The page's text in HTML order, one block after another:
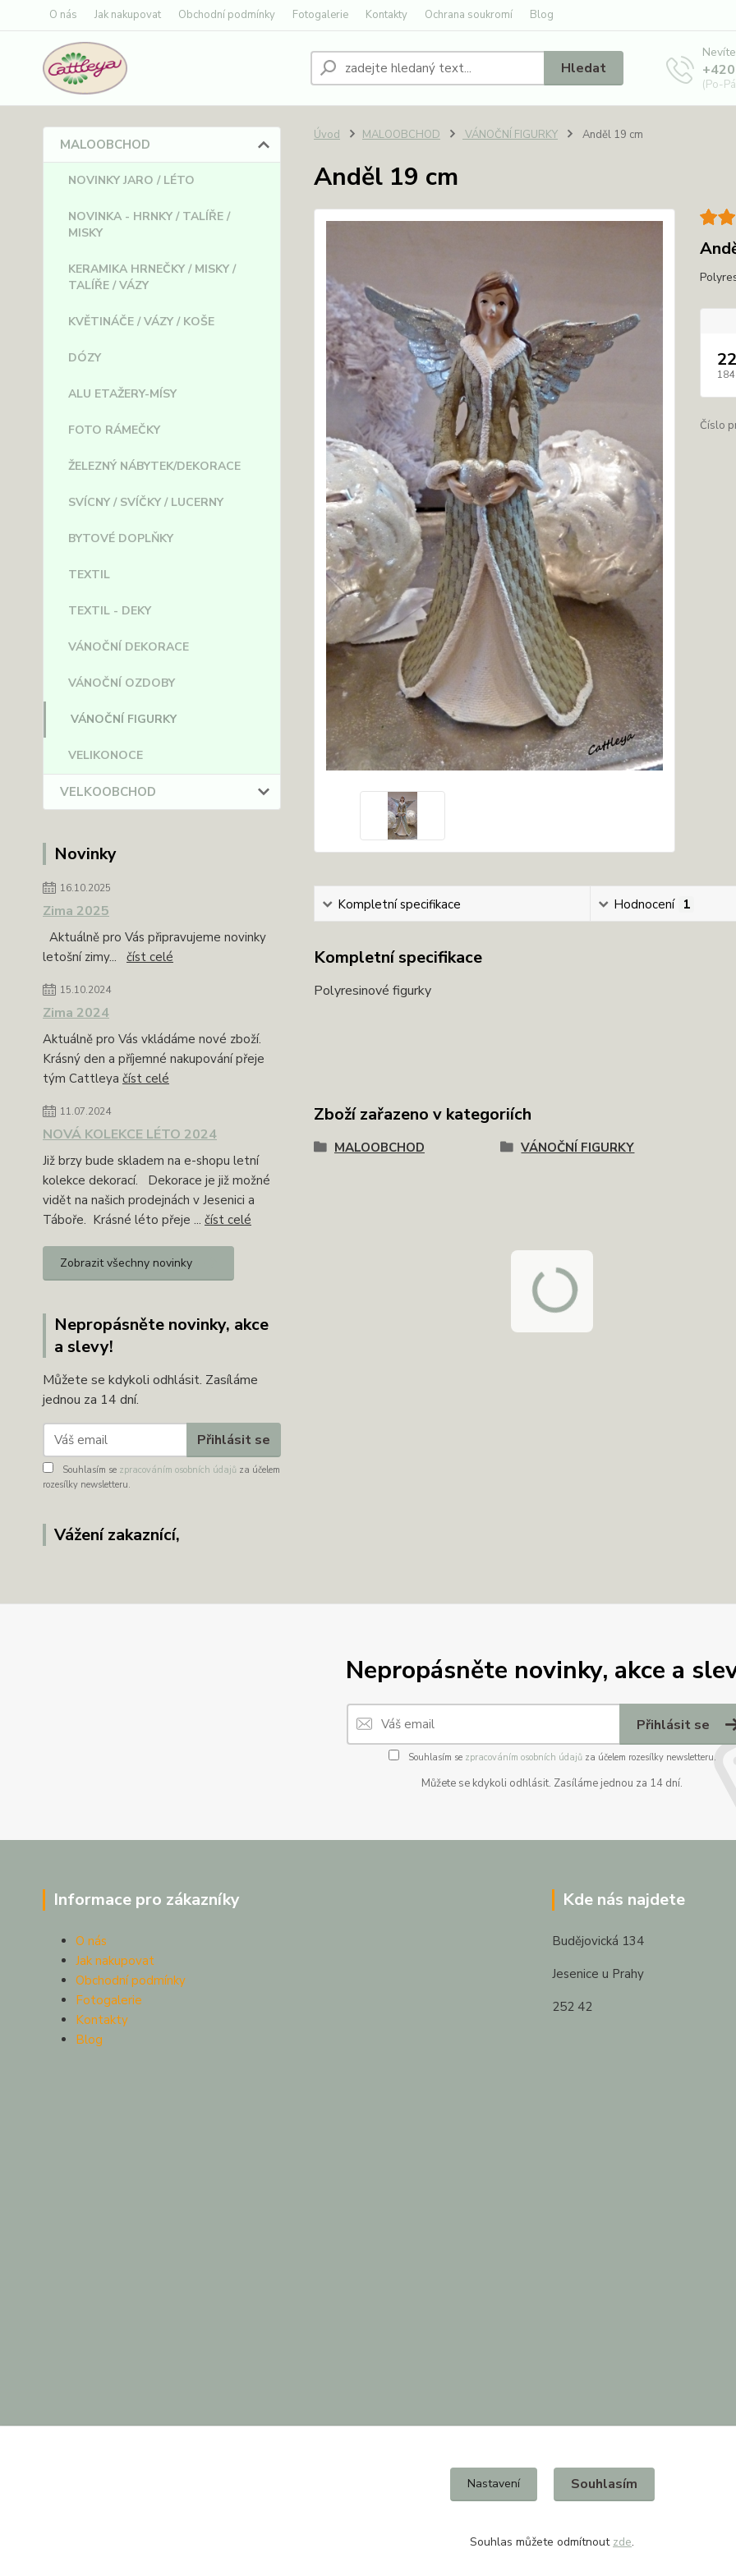
O nás Jak nakupovat Obchodní podmínky Fotogalerie Kontakty Ochrana soukromí Blog
Hledat
(Po-
MALOOBCHOD
NOVINKY JARO / LÉTO
NOVINKA - HRNKY / TALÍŘE /
MISKY
KERAMIKA HRNEČKY / MISKY /
TALÍŘE / VÁZY
KVĚTINÁČE / VÁZY / KOŠE
DÓZY
ALU ETAŽERY-MÍSY
FOTO RÁMEČKY
ŽELEZNÝ NÁBYTEK/DEKORACE
SVÍCNY / SVÍČKY / LUCERNY
BYTOVÉ DOPLŇKY
TEXTIL
TEXTIL - DEKY
VÁNOČNÍ DEKORACE
VÁNOČNÍ OZDOBY
VÁNOČNÍ FIGURKY
VELIKONOCE
VELKOOBCHOD
Novinky
16.10.2025
Zima 2025
Aktuálně pro Vás připravujeme novinky
letošní zimy... číst celé
15.10.2024
Zima 2024
Aktuálně pro Vás vkládáme nové zboží.
Krásný den a příjemné nakupování přeje
tým Cattleya číst celé
11.07.2024
NOVÁ KOLEKCE LÉTO 2024
Již brzy bude skladem na e-shopu letní
kolekce dekorací. Dekorace je již možné
vidět na našich prodejnách v Jesenici a
Táboře. Krásné léto přeje ... číst celé
Zobrazit všechny novinky
Nepropásněte novinky, akce
a slevy!
Můžete se kdykoli odhlásit. Zasíláme
jednou za 14 dní.
Přihlásit se
Souhlasím se zpracováním osobních údajů za účelem
rozesílky newsletteru.
Vážení zakaznící,
Úvod MALOOBCHOD VÁNOČNÍ FIGURKY Anděl 19 cm
Anděl 19 cm
184
Číslo
Kompletní specifikace Hodnocení 1
Kompletní specifikace
Polyresinové figurky
Zboží zařazeno v kategoriích
MALOOBCHOD VÁNOČNÍ FIGURKY
Nepropásněte novinky, akce a
Přihlásit se
Souhlasím se zpracováním osobních údajůza účelem rozesílky newsletteru.
Můžete se kdykoli odhlásit. Zasíláme jednou za 14 dní.
Informace pro zákazníky
O nás
Jak nakupovat
Obchodní podmínky
Fotogalerie
Kontakty
Blog
Kde nás najdete
Budějovická 134
Jesenice u Prahy
252 42
Nastavení Souhlasím
Souhlas můžete odmítnout zde.